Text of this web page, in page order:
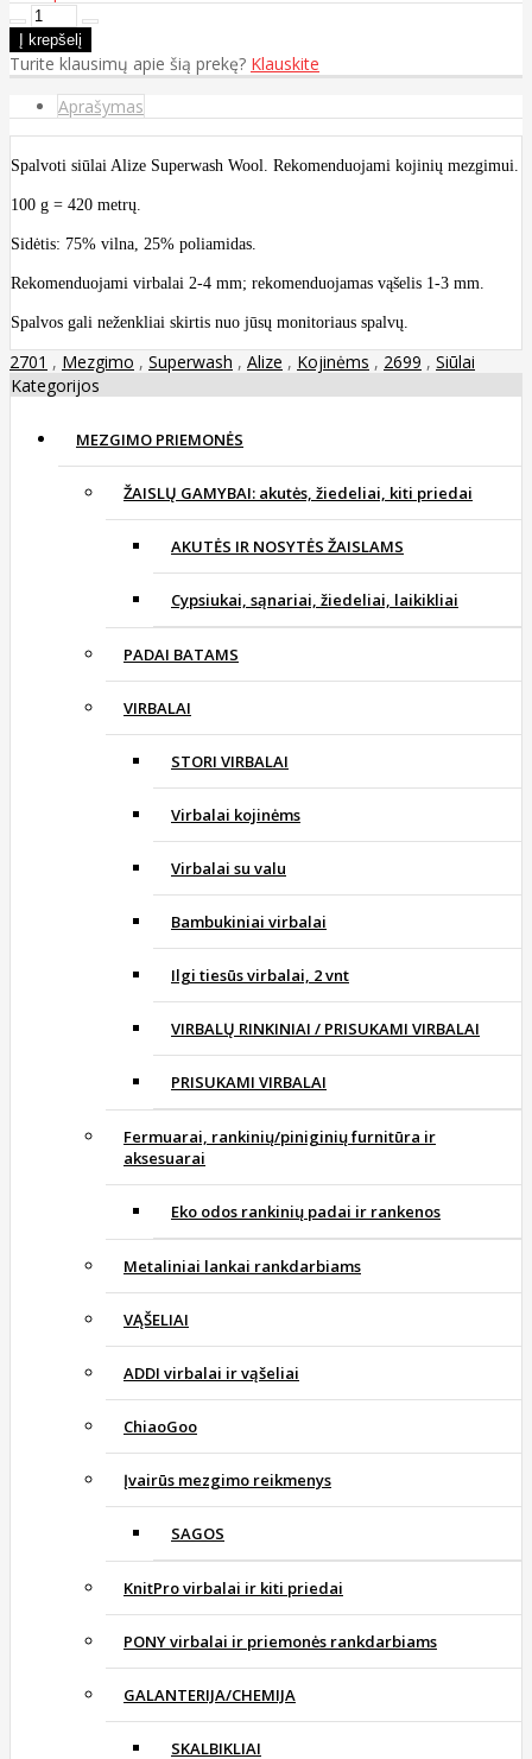
Turite klausimų apie šią prekę? Klauskite
Aprašymas
Spalvoti siūlai Alize Superwash Wool. Rekomenduojami kojinių mezgimui.
100 g = 420 metrų.
Sidėtis: 75% vilna, 25% poliamidas.
Rekomenduojami virbalai 2-4 mm; rekomenduojamas vąšelis 1-3 mm.
Spalvos gali neženkliai skirtis nuo jūsų monitoriaus spalvų.
2701 , Mezgimo , Superwash , Alize , Kojinėms , 2699 , Siūlai
Kategorijos
MEZGIMO PRIEMONĖS
ŽAISLŲ GAMYBAI: akutės, žiedeliai, kiti priedai
AKUTĖS IR NOSYTĖS ŽAISLAMS
Cypsiukai, sąnariai, žiedeliai, laikikliai
PADAI BATAMS
VIRBALAI
STORI VIRBALAI
Virbalai kojinėms
Virbalai su valu
Bambukiniai virbalai
Ilgi tiesūs virbalai, 2 vnt
VIRBALŲ RINKINIAI / PRISUKAMI VIRBALAI
PRISUKAMI VIRBALAI
Fermuarai, rankinių/piniginių furnitūra ir
aksesuarai
Eko odos rankinių padai ir rankenos
Metaliniai lankai rankdarbiams
VĄŠELIAI
ADDI virbalai ir vąšeliai
ChiaoGoo
Įvairūs mezgimo reikmenys
SAGOS
KnitPro virbalai ir kiti priedai
PONY virbalai ir priemonės rankdarbiams
GALANTERIJA/CHEMIJA
SKALBIKLIAI